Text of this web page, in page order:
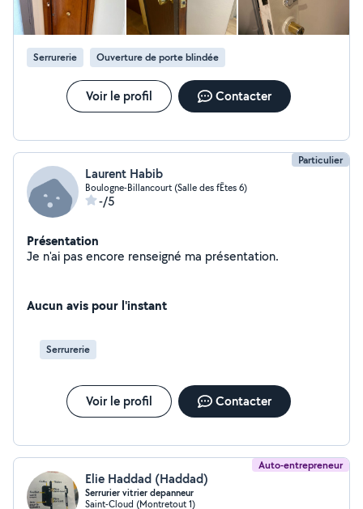
Serrurerie Ouverture de porte blindée
Voir le profil Contacter
Particulier
Laurent Habib
Boulogne-Billancourt (Salle des fÊtes 6)
-/5
Présentation
Je n'ai pas encore renseigné ma présentation.
Aucun avis pour l'instant
Serrurerie
Voir le profil Contacter
Auto-entrepreneur
Elie Haddad (Haddad)
Serrurier vitrier depanneur
Saint-Cloud (Montretout 1)